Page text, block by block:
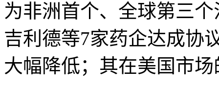
为非洲首个、全球第三
吉利德等7家药企达成协
大幅降低；其在美国市